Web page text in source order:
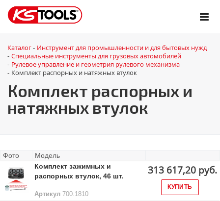
Каталог - Инструмент для промышленности и для бытовых нужд
- Специальные инструменты для грузовых автомобилей
- Рулевое управление и геометрия рулевого механизма
- Комплект распорных и натяжных втулок
Комплект распорных и
натяжных втулок
Фото
Модель
Комплект зажимных и
распорных втулок, 46 шт.
Артикул 700.1810
313 617,20 руб.
КУПИТЬ